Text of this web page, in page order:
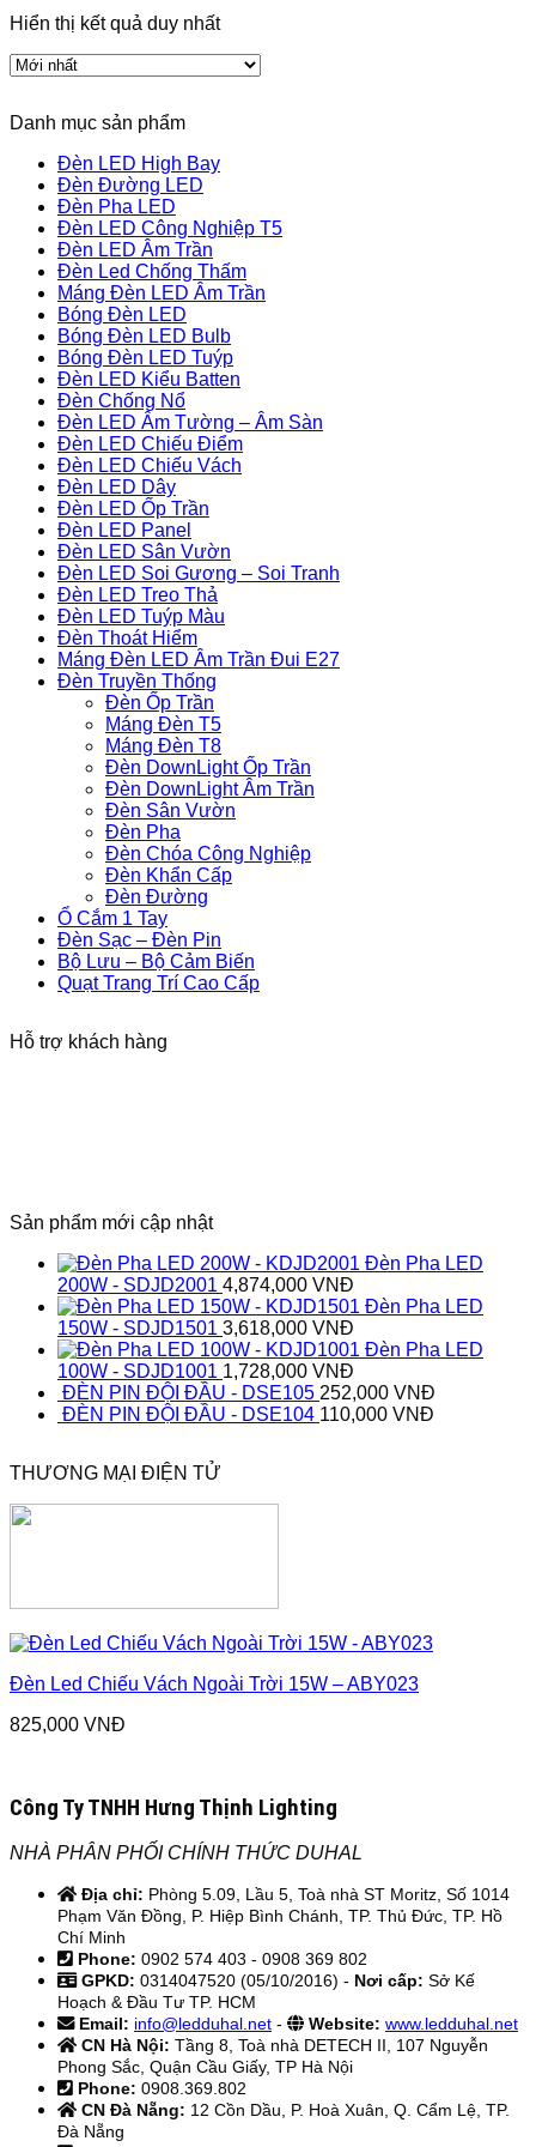
Hiển thị kết quả duy nhất
Danh mục sản phẩm
Đèn LED High Bay
Đèn Đường LED
Đèn Pha LED
Đèn LED Công Nghiệp T5
Đèn LED Âm Trần
Đèn Led Chống Thấm
Máng Đèn LED Âm Trần
Bóng Đèn LED
Bóng Đèn LED Bulb
Bóng Đèn LED Tuýp
Đèn LED Kiểu Batten
Đèn Chống Nổ
Đèn LED Âm Tường – Âm Sàn
Đèn LED Chiếu Điểm
Đèn LED Chiếu Vách
Đèn LED Dây
Đèn LED Ốp Trần
Đèn LED Panel
Đèn LED Sân Vườn
Đèn LED Soi Gương – Soi Tranh
Đèn LED Treo Thả
Đèn LED Tuýp Màu
Đèn Thoát Hiểm
Máng Đèn LED Âm Trần Đui E27
Đèn Truyền Thống
Đèn Ốp Trần
Máng Đèn T5
Máng Đèn T8
Đèn DownLight Ốp Trần
Đèn DownLight Âm Trần
Đèn Sân Vườn
Đèn Pha
Đèn Chóa Công Nghiệp
Đèn Khẩn Cấp
Đèn Đường
Ổ Cắm 1 Tay
Đèn Sạc – Đèn Pin
Bộ Lưu – Bộ Cảm Biến
Quạt Trang Trí Cao Cấp
Hỗ trợ khách hàng
Sản phẩm mới cập nhật
Đèn Pha LED
200W - SDJD2001 4,874,000 VNĐ
Đèn Pha LED
150W - SDJD1501 3,618,000 VNĐ
Đèn Pha LED
100W - SDJD1001 1,728,000 VNĐ
ĐÈN PIN ĐỘI ĐẦU - DSE105 252,000 VNĐ
ĐÈN PIN ĐỘI ĐẦU - DSE104 110,000 VNĐ
THƯƠNG MẠI ĐIỆN TỬ
Đèn Led Chiếu Vách Ngoài Trời 15W – ABY023
825,000 VNĐ
Công Ty TNHH Hưng Thịnh Lighting
NHÀ PHÂN PHỐI CHÍNH THỨC DUHAL
Địa chỉ: Phòng 5.09, Lầu 5, Toà nhà ST Moritz, Số 1014
Phạm Văn Đồng, P. Hiệp Bình Chánh, TP. Thủ Đức, TP. Hồ
Chí Minh
Phone: 0902 574 403 - 0908 369 802
GPKD: 0314047520 (05/10/2016) - Nơi cấp: Sở Kế
Hoạch & Đầu Tư TP. HCM
Email: info@ledduhal.net - Website: www.ledduhal.net
CN Hà Nội: Tầng 8, Toà nhà DETECH II, 107 Nguyễn
Phong Sắc, Quận Cầu Giấy, TP Hà Nội
Phone: 0908.369.802
CN Đà Nẵng: 12 Cồn Dầu, P. Hoà Xuân, Q. Cẩm Lệ, TP.
Đà Nẵng